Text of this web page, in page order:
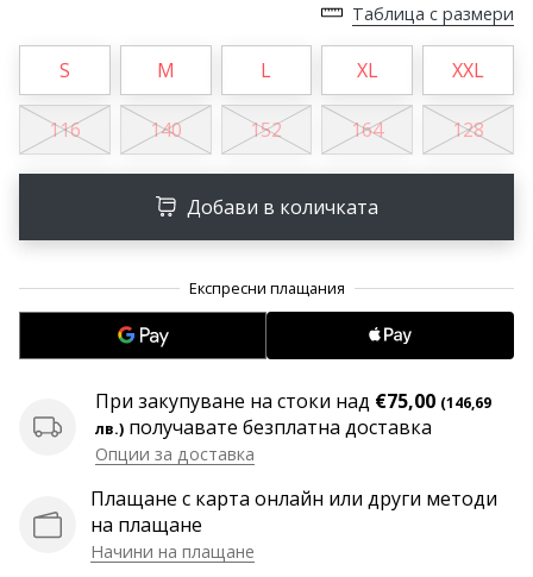
програма
WeplayVolleyball
Имате
ли
собствен
Facebook
или
дискусионен
да
генерират
Таблица с размери
S M L XL XXL
116 140 152 164 128
Добави в количката
При закупуване на стоки над €75,00 (146,69
лв.) получавате безплатна доставка
Опции за доставка
Плащане с карта онлайн или други методи
на плащане
Начини на плащане